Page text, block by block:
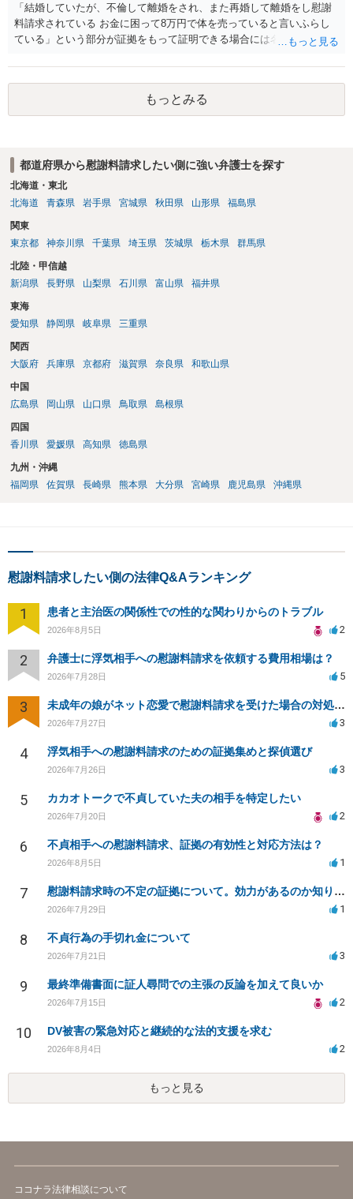
「結婚していたが、不倫して離婚をされ、また再婚して離婚をし慰謝
料請求されている お金に困って8万円で体を売っていると言いふらし
ている」という部分が証拠をもって証明できる場合には名誉権侵害や
ょう。 既に弁護士にご依頼されているとのことですので，依頼中の弁
護士と打ち合わせの末どのように対応するかを決められると良いでし
もっとみる
都道府県から慰謝料請求したい側に強い弁護士を探す
北海道・東北
北海道
青森県 岩手県 宮城県 秋田県 山形県 福島県
関東
東京都
神奈川県 千葉県 埼玉県 茨城県 栃木県 群馬県
北陸・甲信越
新潟県
長野県 山梨県 石川県 富山県 福井県
東海
愛知県
静岡県 岐阜県 三重県
関西
大阪府
兵庫県 京都府 滋賀県 奈良県 和歌山県
中国
広島県
岡山県 山口県 鳥取県 島根県
四国
香川県
愛媛県 高知県 徳島県
九州・沖縄
福岡県
佐賀県 長崎県 熊本県 大分県 宮崎県 鹿児島県 沖縄県
慰謝料請求したい側の法律Q&Aランキング
1 患者と主治医の関係性での性的な関わりからのトラブル
2026年8月5日 2
2 弁護士に浮気相手への慰謝料請求を依頼する費用相場は？
2026年7月28日 5
3 未成年の娘がネット恋愛で慰謝料請求を受けた場合の対処法は？
2026年7月27日 3
4 浮気相手への慰謝料請求のための証拠集めと探偵選び
2026年7月26日 3
5 カカオトークで不貞していた夫の相手を特定したい
2026年7月20日 2
6 不貞相手への慰謝料請求、証拠の有効性と対応方法は？
2026年8月5日 1
7 慰謝料請求時の不定の証拠について。効力があるのか知りたい。
2026年7月29日 1
8 不貞行為の手切れ金について
2026年7月21日 3
9 最終準備書面に証人尋問での主張の反論を加えて良いか
2026年7月15日 2
10 DV被害の緊急対応と継続的な法的支援を求む
2026年8月4日 2
もっと見る
ココナラ法律相談について